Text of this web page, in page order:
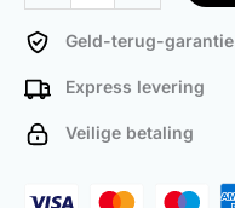
Geld-terug-garantie
Express levering
Veilige betaling